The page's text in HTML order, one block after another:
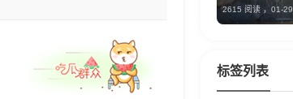
2615 阅读 ，01-29
标签列表